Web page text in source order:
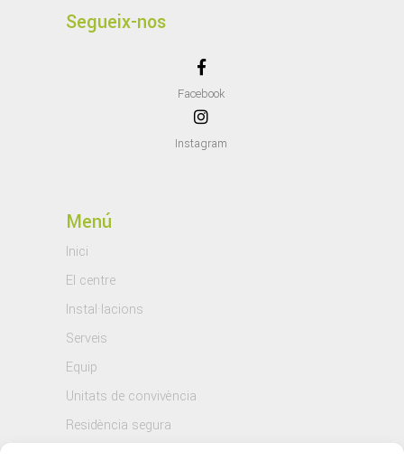
Segueix-nos
Facebook
Instagram
Menú
Inici
El centre
Instal·lacions
Serveis
Equip
Unitats de convivència
Residència segura